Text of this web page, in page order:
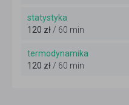
statystyka
120 zł/ 60 min
termodynamika
120 zł/ 60 min